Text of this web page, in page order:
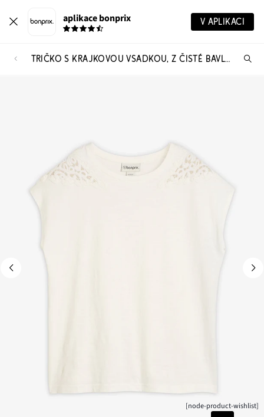
aplikace bonprix V APLIKACI
TRIČKO S KRAJKOVOU VSADKOU, Z ČISTÉ BAVLNY
[node-product-wishlist]